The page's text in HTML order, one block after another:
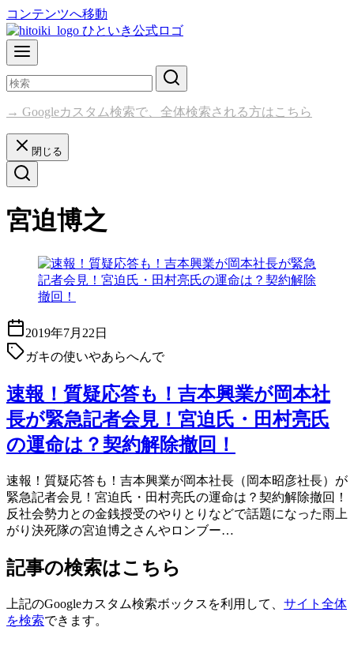
コンテンツへ移動
→ Googleカスタム検索で、全体検索される方はこちら
閉じる
宮迫博之
2019年7月22日
ガキの使いやあらへんで
速報！質疑応答も！吉本興業が岡本社
長が緊急記者会見！宮迫氏・田村亮氏
の運命は？契約解除撤回！
速報！質疑応答も！吉本興業が岡本社長（岡本昭彦社長）が
緊急記者会見！宮迫氏・田村亮氏の運命は？契約解除撤回！
反社会勢力との金銭授受のやりとりなどで話題になった雨上
がり決死隊の宮迫博之さんやロンブー…
記事の検索はこちら
上記のGoogleカスタム検索ボックスを利用して、 サイト全体
を検索できます。